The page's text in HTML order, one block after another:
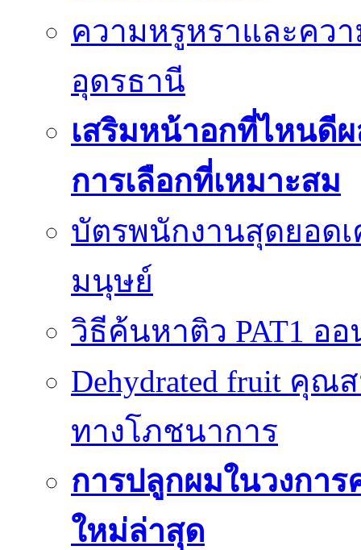
ความหรูหราและคว
อุดรธานี
เสริมหน้าอกที่ไหนดี
การเลือกที่เหมาะสม
บัตรพนักงานสุดยอด
มนุษย์
วิธีค้นหาติว PAT1 อ
Dehydrated fruit คุ
ทางโภชนาการ
การปลูกผมในวงกา
ใหม่ล่าสุด